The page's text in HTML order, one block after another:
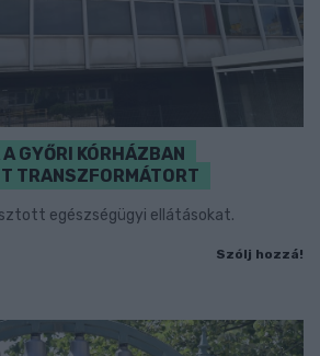
GYŐRI KÓRHÁZBAN
TRANSZFORMÁTORT
egészségügyi ellátásokat.
Szólj hozzá!